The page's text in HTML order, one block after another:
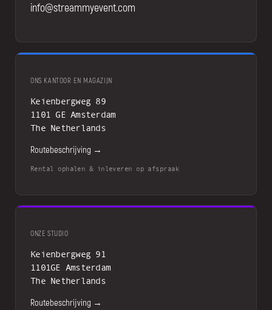
info@streammyevent.com
ONS KANTOOR EN MAGAZIJN
Keienbergweg 89
1101 GE Amsterdam
The Netherlands
Routebeschrijving →
Rental ophalen & inleveren op afspraak
ONZE STUDIO
Keienbergweg 91
1101GE Amsterdam
The Netherlands
Routebeschrijving →